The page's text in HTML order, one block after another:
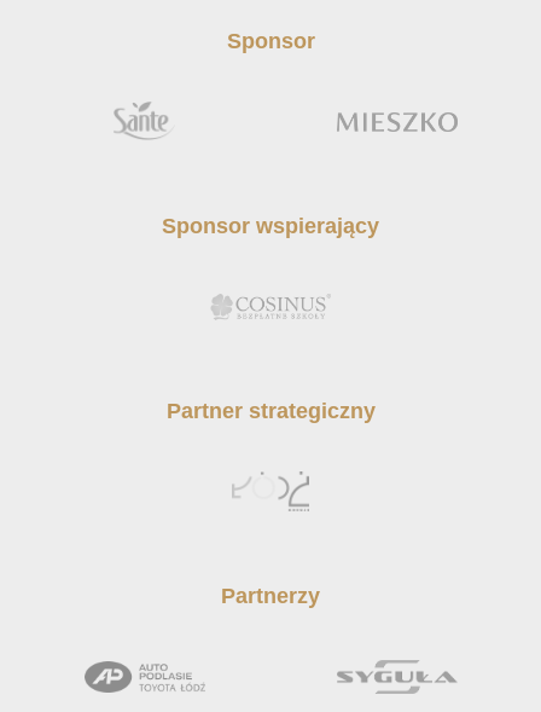
Sponsor
Sponsor wspierający
Partner strategiczny
Partnerzy